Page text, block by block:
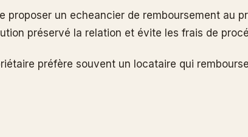
un echeancier de remboursement au
préservé la relation et évite les frais de
préfère souvent un locataire qui